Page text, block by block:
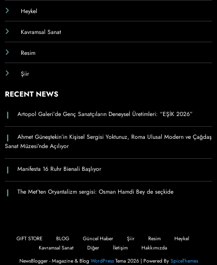
Heykel
Kavramsal Sanat
Resim
Şiir
RECENT NEWS
Artopol Galeri’de Genç Sanatçıların Deneysel Üretimleri: “EŞİK 2026”
Ahmet Güneştekin’in Kişisel Sergisi Yoktunuz, Roma Ulusal Modern ve Çağdaş
Sanat Müzesi’nde Açılıyor
Manifesta 16 Ruhr Bienali Başlıyor
The Met’ten Oryantalizm sergisi: Osman Hamdi Bey de seçkide
GIFT STORE BLOG Güncel Haber Şiir Resim
Heykel
Kavramsal Sanat
Diğer İletişim
Hakkımızda
NewsBlogger - Magazine & Blog WordPressTema 2026 | Powered By SpiceThemes